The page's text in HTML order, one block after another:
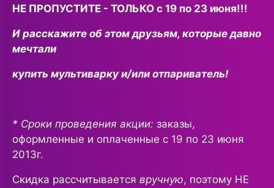
НЕ ПРОПУСТИТЕ - ТОЛЬКО с 19 по 23 июня!!!
И расскажите об этом друзьям, которые давно
мечтали
купить мультиварку и/или отпариватель!
* Сроки проведения акции: заказы,
оформленные и оплаченные с 19 по 23 июня
2013г.
Скидка рассчитывается вручную, поэтому НЕ